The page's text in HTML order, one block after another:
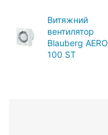
Витяжний
вентилятор
Blauberg AERO
100 ST